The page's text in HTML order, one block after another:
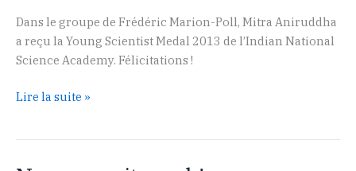
Dans le groupe de Frédéric Marion-Poll, Mitra Aniruddha
a reçu la Young Scientist Medal 2013 de l’Indian National
Science Academy. Félicitations !
Mitra
Lire la suite »